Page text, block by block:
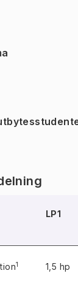
LP1
1 1,5 hp